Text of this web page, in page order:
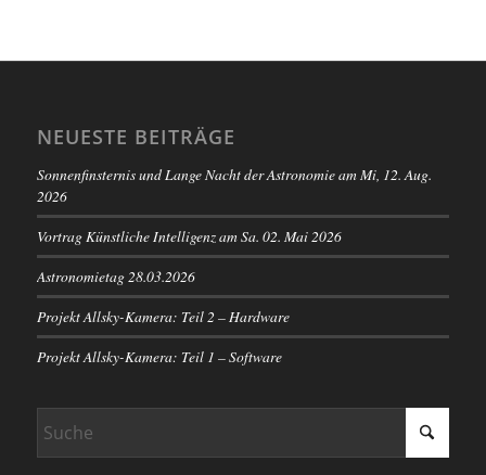
NEUESTE BEITRÄGE
Sonnenfinsternis und Lange Nacht der Astronomie am Mi, 12. Aug.
2026
Vortrag Künstliche Intelligenz am Sa. 02. Mai 2026
Astronomietag 28.03.2026
Projekt Allsky-Kamera: Teil 2 – Hardware
Projekt Allsky-Kamera: Teil 1 – Software